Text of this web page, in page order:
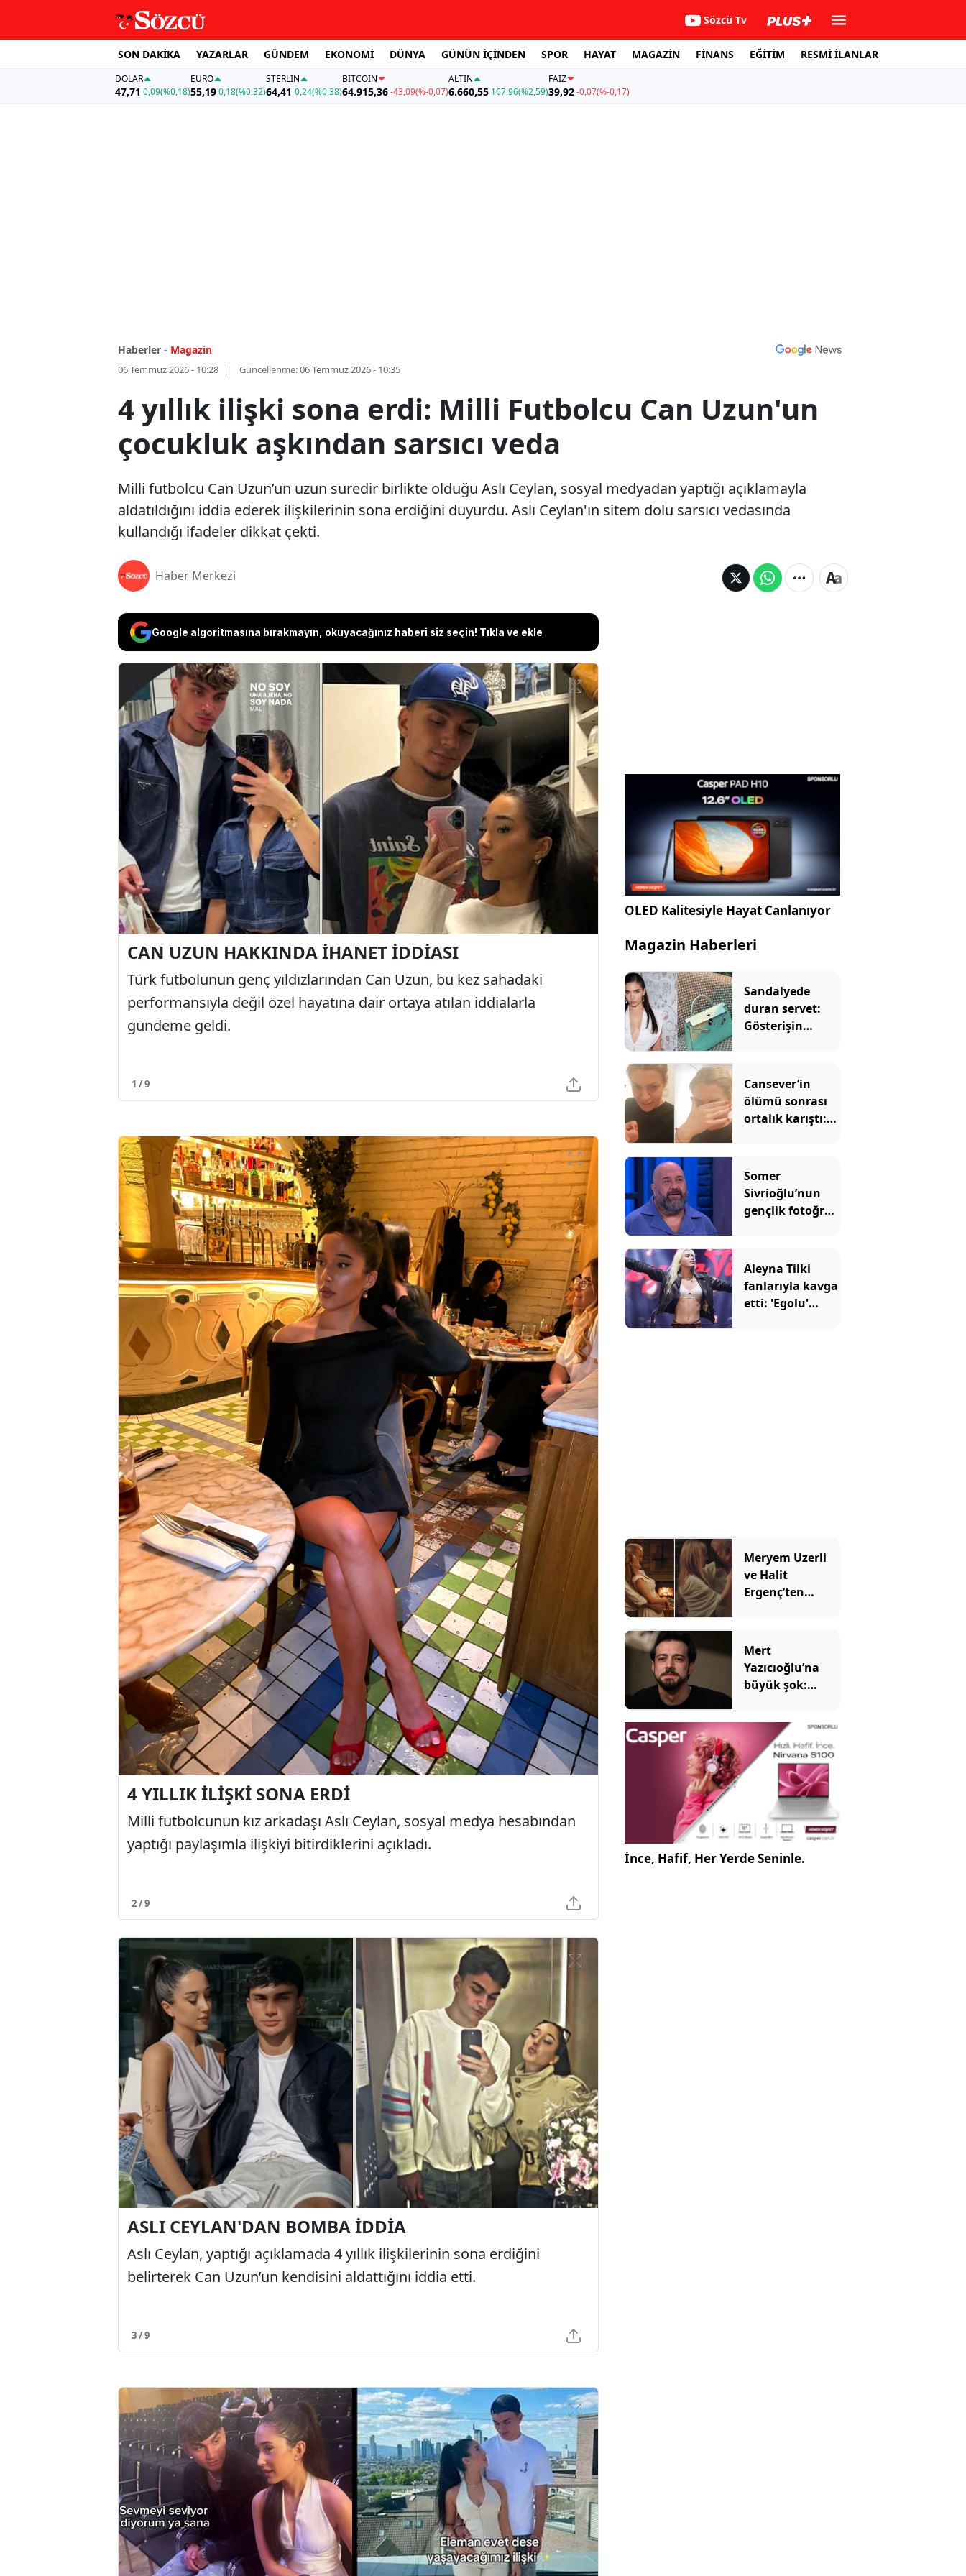
Sözcü Tv
SON DAKİKA YAZARLAR GÜNDEM EKONOMİ DÜNYA GÜNÜN İÇİNDEN SPOR HAYAT MAGAZİN FİNANS EĞİTİM RESMİ İLANLAR
DOLAR
47,71 0,09(%0,18)
EURO
55,19 0,18(%0,32)
STERLIN
64,41 0,24(%0,38)
BITCOIN
64.915,36-43,09(%-0,07)
ALTIN
6.660,55 167,96(%2,59)
FAİZ
39,92-0,07(%-0,17)
Haberler - Magazin
06 Temmuz 2026 - 10:28 Güncellenme:06 Temmuz 2026 - 10:35
4 yıllık ilişki sona erdi: Milli Futbolcu Can Uzun'un
çocukluk aşkından sarsıcı veda
Milli futbolcu Can Uzun’un uzun süredir birlikte olduğu Aslı Ceylan, sosyal medyadan yaptığı açıklamayla
aldatıldığını iddia ederek ilişkilerinin sona erdiğini duyurdu. Aslı Ceylan'ın sitem dolu sarsıcı vedasında
kullandığı ifadeler dikkat çekti.
Haber Merkezi
Google algoritmasına bırakmayın, okuyacağınız haberi siz seçin! Tıkla ve ekle
CAN UZUN HAKKINDA İHANET İDDİASI
Türk futbolunun genç yıldızlarından Can Uzun, bu kez sahadaki
performansıyla değil özel hayatına dair ortaya atılan iddialarla
gündeme geldi.
1 / 9
4 YILLIK İLİŞKİ SONA ERDİ
Milli futbolcunun kız arkadaşı Aslı Ceylan, sosyal medya hesabından
yaptığı paylaşımla ilişkiyi bitirdiklerini açıkladı.
2 / 9
ASLI CEYLAN'DAN BOMBA İDDİA
Aslı Ceylan, yaptığı açıklamada 4 yıllık ilişkilerinin sona erdiğini
belirterek Can Uzun’un kendisini aldattığını iddia etti.
3 / 9
OLED Kalitesiyle Hayat Canlanıyor
Magazin Haberleri
Sandalyede
duran servet:
Gösterişin
Cansever’in
ölümü sonrası
ortalık karıştı:
ateş püskürdü
Somer
Sivrioğlu’nun
gençlik fotoğrafı
değişimi dikkat
çekti
Aleyna Tilki
fanlarıyla kavga
etti: 'Egolu'
Meryem Uzerli
ve Halit
Ergenç’ten
sonra aynı
filmde
buluştular
Mert
Yazıcıoğlu’na
büyük şok:
çekimleri
ertelendi
İnce, Hafif, Her Yerde Seninle.